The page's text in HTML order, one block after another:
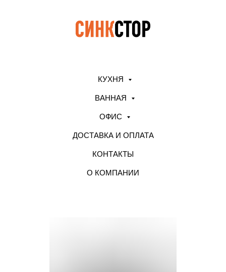
КУХНЯ
ВАННАЯ
ОФИС
ДОСТАВКА И ОПЛАТА
КОНТАКТЫ
О КОМПАНИИ